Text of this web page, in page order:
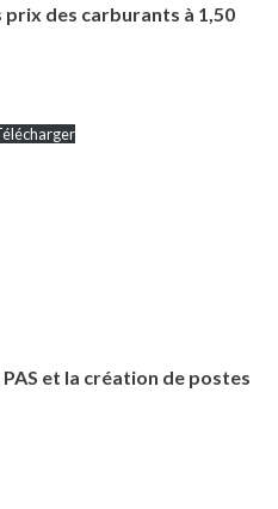
des carburants à 1,50
et la création de postes